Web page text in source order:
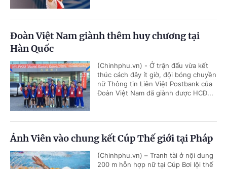
Đoàn Việt Nam giành thêm huy chương tại
Hàn Quốc
(Chinhphu.vn) - Ở trận đấu vừa kết
thúc cách đây ít giờ, đội bóng chuyền
nữ Thông tin Liên Việt Postbank của
Đoàn Việt Nam đã giành được HCĐ...
Ánh Viên vào chung kết Cúp Thế giới tại Pháp
(Chinhphu.vn) – Tranh tài ở nội dung
200 m hỗn hợp nữ tại Cúp Bơi lội thế